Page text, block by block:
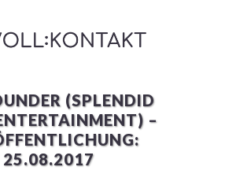
(SPLENDID
–
25.08.2017